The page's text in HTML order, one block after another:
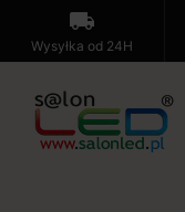
local_shipping
Wysyłka od 24H